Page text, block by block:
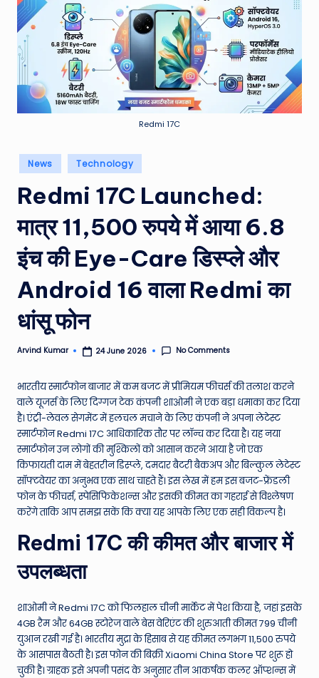
e
a
t
er
T
e
c
h
&
M
o
vi
e
w
s
A
ro
u
d
T
e
W
o
Redmi 17C
Posted
in
News Technology
Redmi 17C Launched:
मात्र 11,500 रुपये में आया 6.8
इंच की Eye-Care डिस्प्ले और
Android 16 वाला Redmi का
धांसू फोन
Posted
Arvind Kumar 24 June 2026 No Comments
भारतीय स्मार्टफोन बाजार में कम बजट में प्रीमियम फीचर्स की तलाश करने
वाले यूजर्स के लिए दिग्गज टेक कंपनी शाओमी ने एक बड़ा धमाका कर दिया
है। एंट्री-लेवल सेगमेंट में हलचल मचाने के लिए कंपनी ने अपना लेटेस्ट
स्मार्टफोन Redmi 17C आधिकारिक तौर पर लॉन्च कर दिया है। यह नया
स्मार्टफोन उन लोगों की मुश्किलों को आसान करने आया है जो एक
किफायती दाम में बेहतरीन डिस्प्ले, दमदार बैटरी बैकअप और बिल्कुल लेटेस्ट
सॉफ्टवेयर का अनुभव एक साथ चाहते हैं। इस लेख में हम इस बजट-फ्रेंडली
फोन के फीचर्स, स्पेसिफिकेशन्स और इसकी कीमत का गहराई से विश्लेषण
करेंगे ताकि आप समझ सकें कि क्या यह आपके लिए एक सही विकल्प है।
Redmi 17C की कीमत और बाजार में
उपलब्धता
शाओमी ने Redmi 17C को फिलहाल चीनी मार्केट में पेश किया है, जहां इसके
4GB रैम और 64GB स्टोरेज वाले बेस वेरिएंट की शुरुआती कीमत 799 चीनी
युआन रखी गई है। भारतीय मुद्रा के हिसाब से यह कीमत लगभग 11,500 रुपये
के आसपास बैठती है। इस फोन की बिक्री Xiaomi China Store पर शुरू हो
चुकी है। ग्राहक इसे अपनी पसंद के अनुसार तीन आकर्षक कलर ऑप्शन्स में